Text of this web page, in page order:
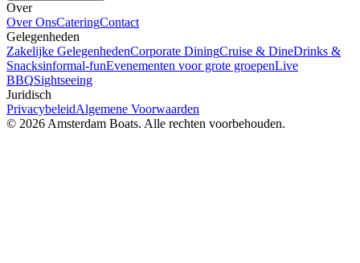
Over
Over OnsCateringContact
Gelegenheden
Zakelijke GelegenhedenCorporate DiningCruise & DineDrinks &
Snacksinformal-funEvenementen voor grote groepenLive
BBQSightseeing
Juridisch
PrivacybeleidAlgemene Voorwaarden
© 2026 Amsterdam Boats. Alle rechten voorbehouden.